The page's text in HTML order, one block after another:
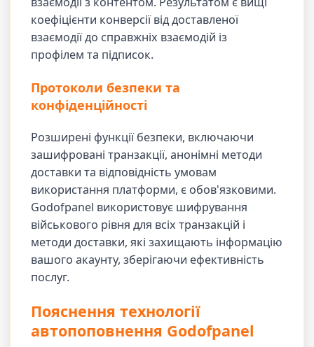
коефіцієнти конверсії від доставленої
взаємодії до справжніх взаємодій із
профілем та підписок.
Протоколи безпеки та
конфіденційності
Розширені функції безпеки, включаючи
зашифровані транзакції, анонімні методи
доставки та відповідність умовам
використання платформи, є обов'язковими.
Godofpanel використовує шифрування
військового рівня для всіх транзакцій і
методи доставки, які захищають інформацію
вашого акаунту, зберігаючи ефективність
послуг.
Пояснення технології
автопоповнення Godofpanel